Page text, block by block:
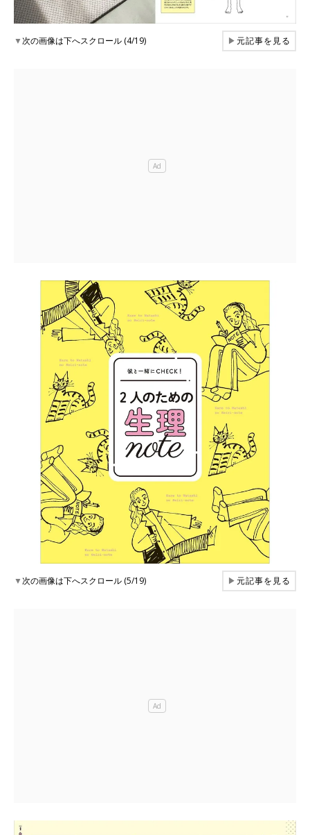
▼次の画像は下へスクロール (4/19) ▶元記事を見る
▼次の画像は下へスクロール (5/19) ▶元記事を見る